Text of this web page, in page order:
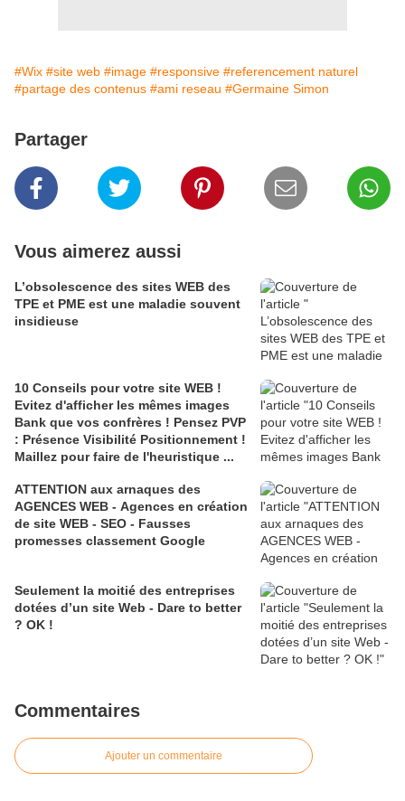
#Wix #site web #image #responsive #referencement naturel
#partage des contenus #ami reseau #Germaine Simon
Partager
Vous aimerez aussi
L’obsolescence des sites WEB des
TPE et PME est une maladie souvent
insidieuse
10 Conseils pour votre site WEB !
Evitez d'afficher les mêmes images
Bank que vos confrères ! Pensez PVP
: Présence Visibilité Positionnement !
Maillez pour faire de l'heuristique ...
ATTENTION aux arnaques des
AGENCES WEB - Agences en création
de site WEB - SEO - Fausses
promesses classement Google
Seulement la moitié des entreprises
dotées d’un site Web - Dare to better
? OK !
Commentaires
Ajouter un commentaire